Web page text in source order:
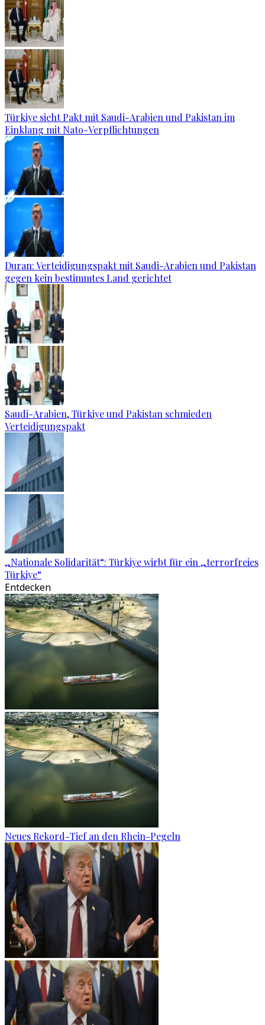
Türkiye sieht Pakt mit Saudi-Arabien und Pakistan im
Einklang mit Nato-Verpflichtungen
Duran: Verteidigungspakt mit Saudi-Arabien und Pakistan
gegen kein bestimmtes Land gerichtet
Saudi-Arabien, Türkiye und Pakistan schmieden
Verteidigungspakt
„Nationale Solidarität“: Türkiye wirbt für ein „terrorfreies
Türkiye“
Entdecken
Neues Rekord-Tief an den Rhein-Pegeln